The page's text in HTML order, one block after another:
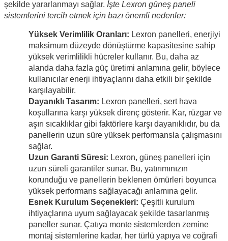
şekilde yararlanmayı sağlar. İşte Lexron güneş paneli
sistemlerini tercih etmek için bazı önemli nedenler:
Yüksek Verimlilik Oranları: Lexron panelleri, enerjiyi
maksimum düzeyde dönüştürme kapasitesine sahip
yüksek verimlilikli hücreler kullanır. Bu, daha az
alanda daha fazla güç üretimi anlamına gelir, böylece
kullanıcılar enerji ihtiyaçlarını daha etkili bir şekilde
karşılayabilir.
Dayanıklı Tasarım: Lexron panelleri, sert hava
koşullarına karşı yüksek direnç gösterir. Kar, rüzgar ve
aşırı sıcaklıklar gibi faktörlere karşı dayanıklıdır, bu da
panellerin uzun süre yüksek performansla çalışmasını
sağlar.
Uzun Garanti Süresi: Lexron, güneş panelleri için
uzun süreli garantiler sunar. Bu, yatırımınızın
korunduğu ve panellerin beklenen ömürleri boyunca
yüksek performans sağlayacağı anlamına gelir.
Esnek Kurulum Seçenekleri: Çeşitli kurulum
ihtiyaçlarına uyum sağlayacak şekilde tasarlanmış
paneller sunar. Çatıya monte sistemlerden zemine
montaj sistemlerine kadar, her türlü yapıya ve coğrafi